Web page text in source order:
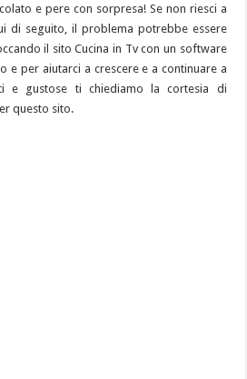
e pere con sorpresa! Se non riesci a
di seguito, il problema potrebbe essere
il sito Cucina in Tv con un software
e per aiutarci a crescere e a continuare a
e gustose ti chiediamo la cortesia di
questo sito.